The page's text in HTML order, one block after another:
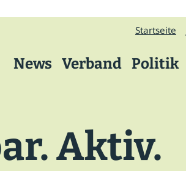
Startseite
News Verband Politik
Aktiv.
uns